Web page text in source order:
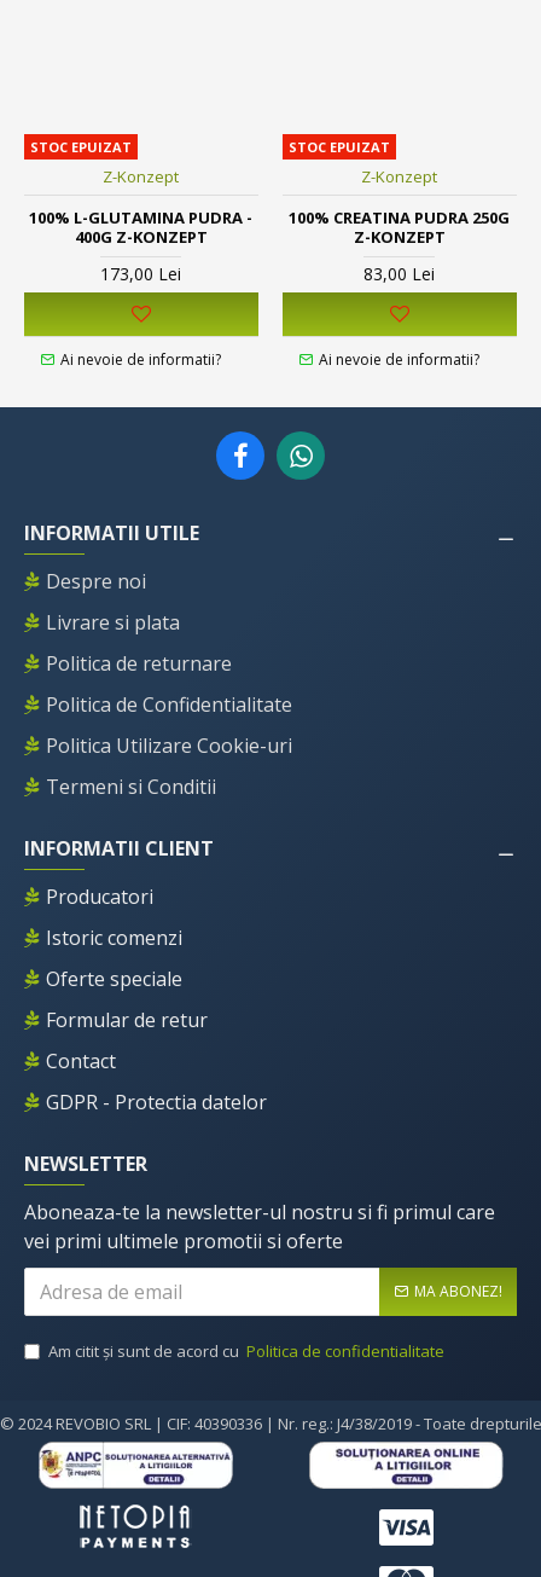
STOC EPUIZAT
Z-Konzept
100% L-GLUTAMINA PUDRA -
400G Z-KONZEPT
173,00 Lei
Ai nevoie de informatii?
STOC EPUIZAT
Z-Konzept
100% CREATINA PUDRA 250G
Z-KONZEPT
83,00 Lei
Ai nevoie de informatii?
INFORMATII UTILE
Despre noi
Livrare si plata
Politica de returnare
Politica de Confidentialitate
Politica Utilizare Cookie-uri
Termeni si Conditii
INFORMATII CLIENT
Producatori
Istoric comenzi
Oferte speciale
Formular de retur
Contact
GDPR - Protectia datelor
NEWSLETTER
Aboneaza-te la newsletter-ul nostru si fi primul care
vei primi ultimele promotii si oferte
MA ABONEZ!
Am citit şi sunt de acord cu Politica de confidentialitate
© 2024 REVOBIO SRL | CIF: 40390336 | Nr. reg.: J4/38/2019 - Toate